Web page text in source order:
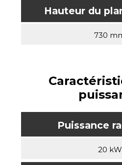
Hauteur du
730
Puissance
20 kW